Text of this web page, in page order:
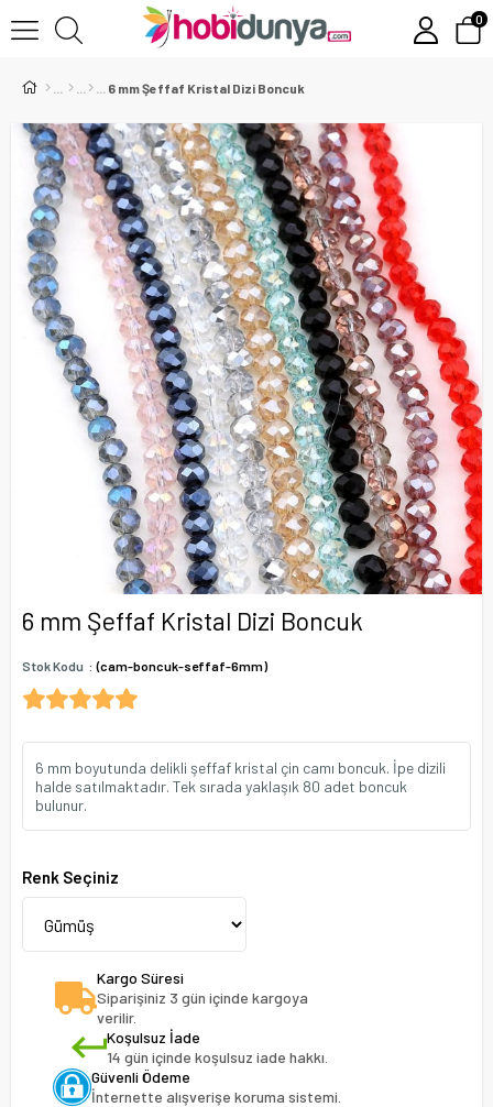
0
6 mm Şeffaf Kristal Dizi Boncuk
6 mm Şeffaf Kristal Dizi Boncuk
Stok Kodu (cam-boncuk-seffaf-6mm)
6 mm boyutunda delikli şeffaf kristal çin camı boncuk. İpe dizili
halde satılmaktadır. Tek sırada yaklaşık 80 adet boncuk
bulunur.
Renk Seçiniz
Kargo Süresi
Siparişiniz 3 gün içinde kargoya
verilir.
Koşulsuz İade
14 gün içinde koşulsuz iade hakkı.
Güvenli Ödeme
İnternette alışverişe koruma sistemi.